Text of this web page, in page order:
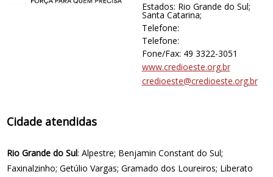
Estados: Rio Grande do Sul;
Santa Catarina;
Telefone:
Telefone:
Fone/Fax: 49 3322-3051
www.credioeste.org.br
credioeste@credioeste.org.br
Cidade atendidas
Rio Grande do Sul: Alpestre; Benjamin Constant do Sul;
Faxinalzinho; Getúlio Vargas; Gramado dos Loureiros; Liberato